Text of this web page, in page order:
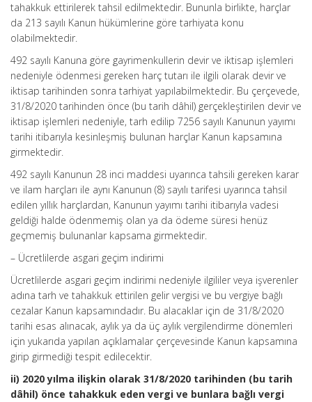
tahakkuk ettirilerek tahsil edilmektedir. Bununla birlikte, harçlar
da 213 sayılı Kanun hükümlerine göre tarhiyata konu
olabilmektedir.
492 sayılı Kanuna göre gayrimenkullerin devir ve iktisap işlemleri
nedeniyle ödenmesi gereken harç tutarı ile ilgili olarak devir ve
iktisap tarihinden sonra tarhiyat yapılabilmektedir. Bu çerçevede,
31/8/2020 tarihinden önce (bu tarih dâhil) gerçekleştirilen devir ve
iktisap işlemleri nedeniyle, tarh edilip 7256 sayılı Kanunun yayımı
tarihi itibarıyla kesinleşmiş bulunan harçlar Kanun kapsamına
girmektedir.
492 sayılı Kanunun 28 inci maddesi uyarınca tahsili gereken karar
ve ilam harçları ile aynı Kanunun (8) sayılı tarifesi uyarınca tahsil
edilen yıllık harçlardan, Kanunun yayımı tarihi itibarıyla vadesi
geldiği halde ödenmemiş olan ya da ödeme süresi henüz
geçmemiş bulunanlar kapsama girmektedir.
– Ücretlilerde asgari geçim indirimi
Ücretlilerde asgari geçim indirimi nedeniyle ilgililer veya işverenler
adına tarh ve tahakkuk ettirilen gelir vergisi ve bu vergiye bağlı
cezalar Kanun kapsamındadır. Bu alacaklar için de 31/8/2020
tarihi esas alınacak, aylık ya da üç aylık vergilendirme dönemleri
için yukarıda yapılan açıklamalar çerçevesinde Kanun kapsamına
girip girmediği tespit edilecektir.
ii) 2020 yılma ilişkin olarak 31/8/2020 tarihinden (bu tarih
dâhil) önce tahakkuk eden vergi ve bunlara bağlı vergi